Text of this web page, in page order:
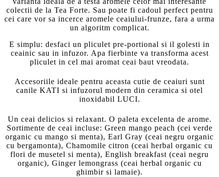
colectii de la Tea Forte. Sau poate fi cadoul perfect pentru
cei care vor sa incerce aromele ceaiului-frunze, fara a urma
un algoritm complicat.
E simplu: desfaci un pliculet pre-portional si il golesti in
ceainic sau in infuzor. Apa fierbinte va transforma acest
pliculet in cel mai aromat ceai baut vreodata.
Accesoriile ideale pentru aceasta cutie de ceaiuri sunt
canile KATI si infuzorul modern din ceramica si otel
inoxidabil LUCI.
Un ceai delicios si relaxant. O paleta excelenta de arome.
Sortimente de ceai incluse: Green mango peach (cei verde
organic cu mango si menta), Earl Gray (ceai negru organic
cu bergamonta), Chamomile citron (ceai herbal organic cu
flori de musetel si menta), English breakfast (ceai negru
organic), Ginger lemongrass (ceai herbal organic cu
ghimbir si lamaie).